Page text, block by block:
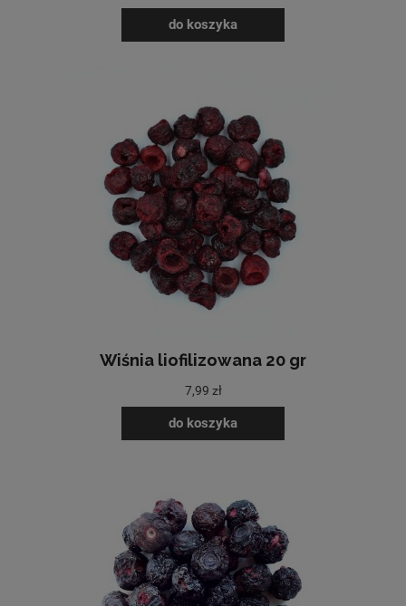
do koszyka
Wiśnia liofilizowana 20 gr
7,99 zł
do koszyka